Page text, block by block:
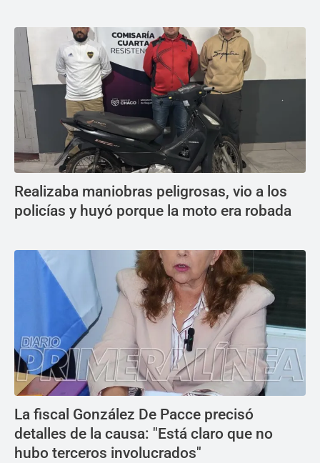
Realizaba maniobras peligrosas, vio a los
policías y huyó porque la moto era robada
La fiscal González De Pacce precisó
detalles de la causa: "Está claro que no
hubo terceros involucrados"